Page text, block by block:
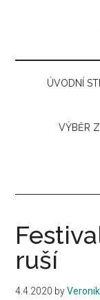
content
menu
sidebar
sidebar
pro
hudebníÚVODNÍ
VÝBĚR
ruší
4.4.2020 by